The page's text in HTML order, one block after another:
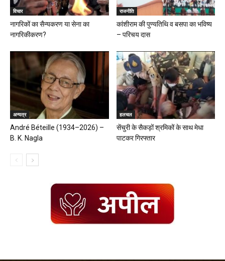
विचार
नागरिकों का सैन्यकरण या सेना का
नागरिकीकरण?
राजनीति
कांशीराम की पुण्यतिथि व बसपा का भविष्य
– परिचय दास
अन्यत्र
André Béteille (1934–2026) –
B. K. Nagla
हलचल
सेंचुरी के सैकड़ों श्रमिकों के साथ मेधा
पाटकर गिरफ्तार